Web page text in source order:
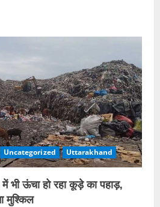
Uncategorized Uttarakhand
भी ऊंचा हो रहा कूड़े का पहाड़,
मुश्किल